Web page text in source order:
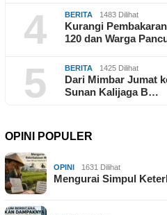
4 BERITA 1483 Dilihat
Kurangi
120 dan Warga
5 BERITA 1425 Dilihat
Dari Mimbar Jumat
Sunan Kalijaga B…
OPINI POPULER
OPINI 1631 Dilihat
Mengurai Simpul